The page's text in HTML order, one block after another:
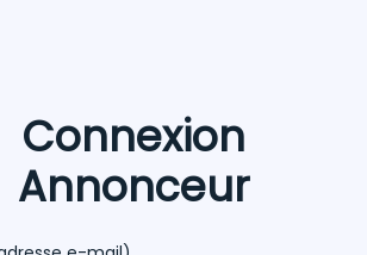
Connexion
Annonceur